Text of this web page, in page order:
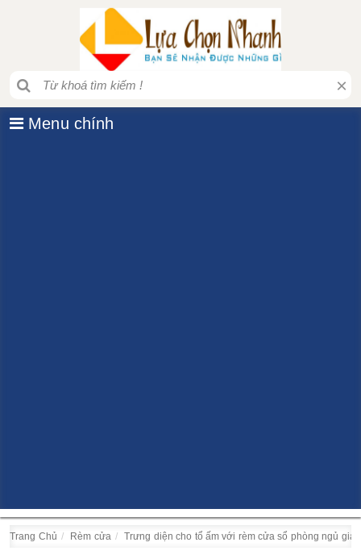
×
Menu chính
Trang Chủ Rèm cửa Trưng diện cho tổ ấm với rèm cửa sổ phòng ngủ giá